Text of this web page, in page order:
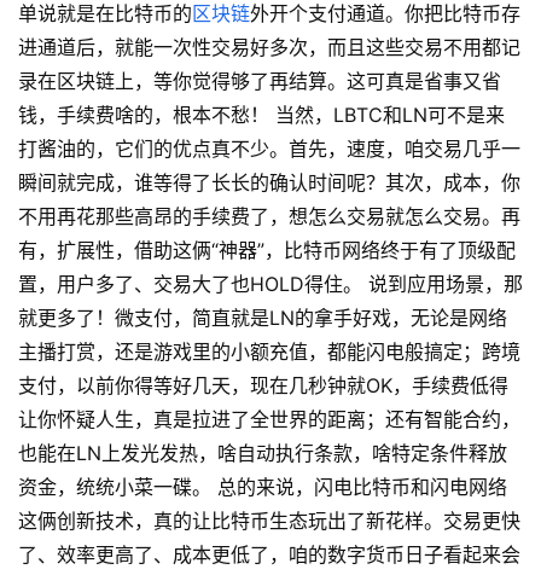
单说就是在比特币的区块链外开个支付通道。你把比特币存
进通道后，就能一次性交易好多次，而且这些交易不用都记
录在区块链上，等你觉得够了再结算。这可真是省事又省
钱，手续费啥的，根本不愁！ 当然，LBTC和LN可不是来
打酱油的，它们的优点真不少。首先，速度，咱交易几乎一
瞬间就完成，谁等得了长长的确认时间呢？其次，成本，你
不用再花那些高昂的手续费了，想怎么交易就怎么交易。再
有，扩展性，借助这俩“神器”，比特币网络终于有了顶级配
置，用户多了、交易大了也HOLD得住。 说到应用场景，那
就更多了！微支付，简直就是LN的拿手好戏，无论是网络
主播打赏，还是游戏里的小额充值，都能闪电般搞定；跨境
支付，以前你得等好几天，现在几秒钟就OK，手续费低得
让你怀疑人生，真是拉进了全世界的距离；还有智能合约，
也能在LN上发光发热，啥自动执行条款，啥特定条件释放
资金，统统小菜一碟。 总的来说，闪电比特币和闪电网络
这俩创新技术，真的让比特币生态玩出了新花样。交易更快
了、效率更高了、成本更低了，咱的数字货币日子看起来会